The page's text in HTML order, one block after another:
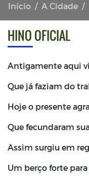
Início A Cidade
HINO OFICIAL
Antigamente aqui
Que já faziam do
Hoje o presente
Que fecundaram
Assim surgiu em
Um berço forte